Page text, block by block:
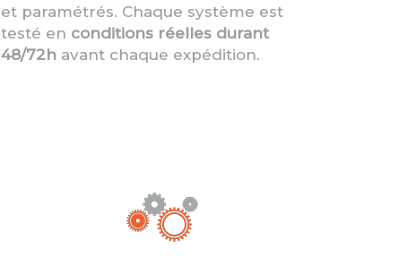
et paramétrés. Chaque système est
testé en conditions réelles durant
48/72havant chaque expédition.